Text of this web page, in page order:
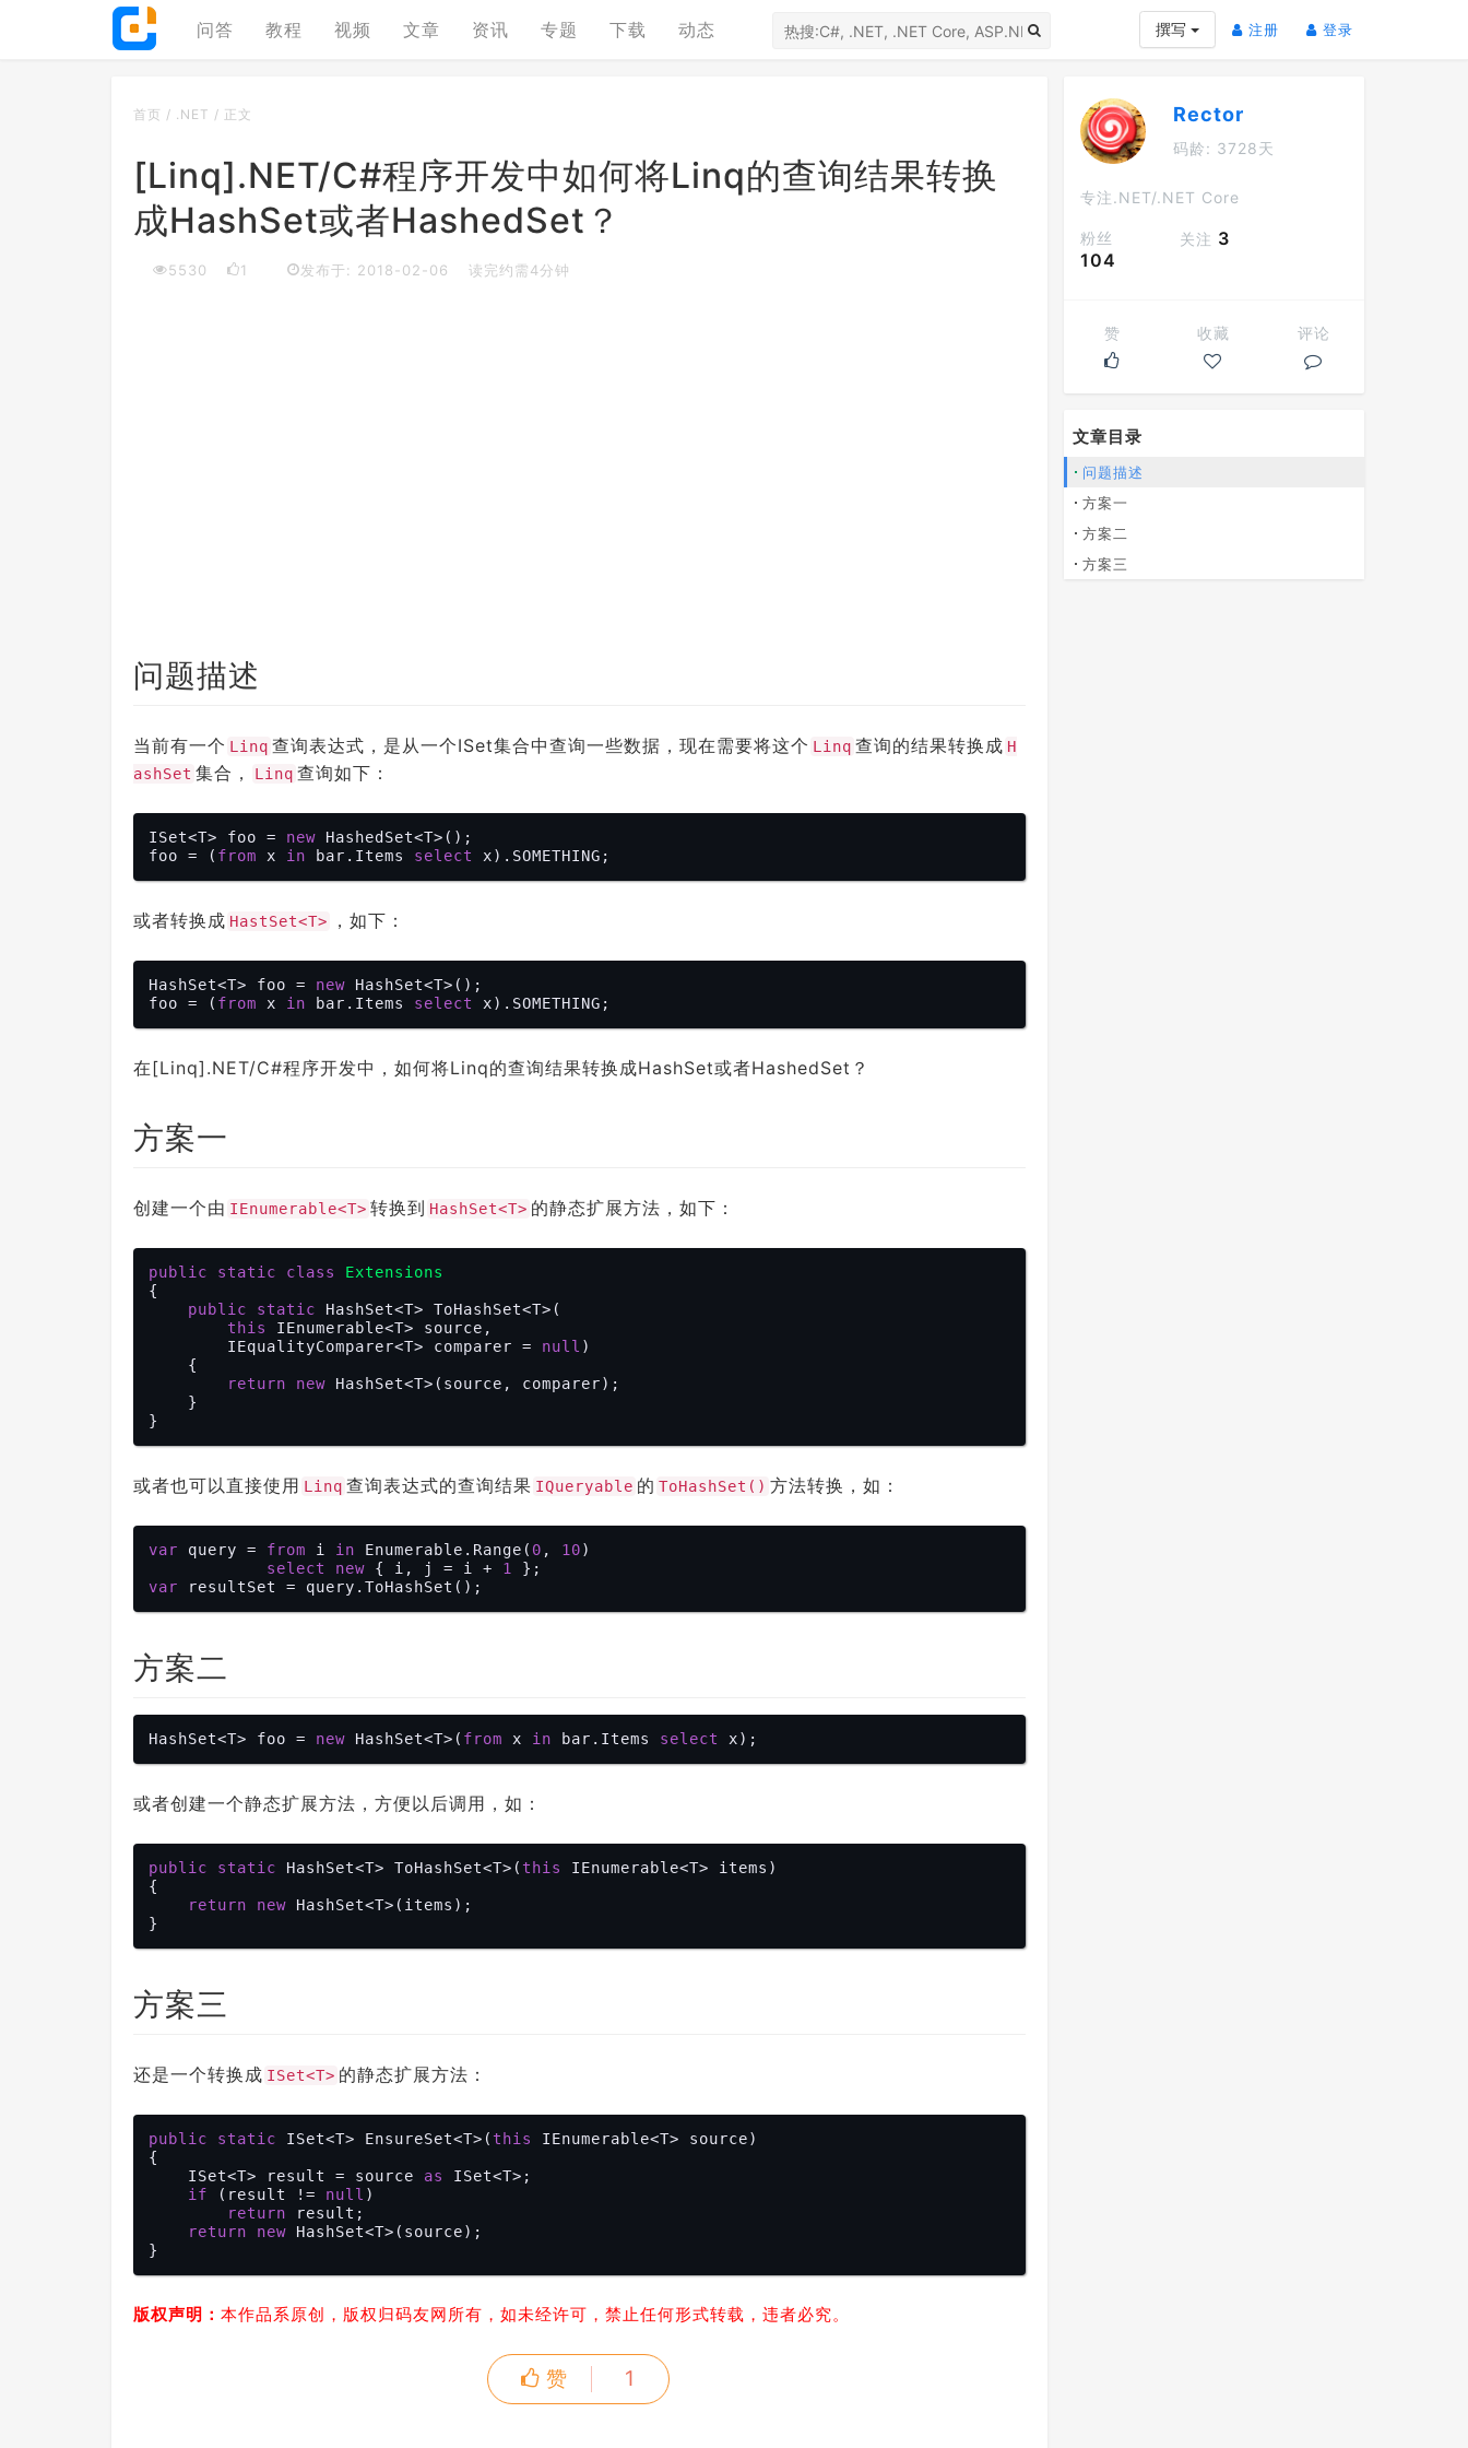
问答 教程 视频 文章 资讯 专题 下载 动态 撰写 注册 (current)
登录
首页 / .NET / 正文
[Linq].NET/C#程序开发中如何将Linq的查询结果转换
成HashSet或者HashedSet？
5530 1 发布于: 2018-02-06 读完约需4分钟
问题描述
当前有一个 Linq 查询表达式，是从一个ISet集合中查询一些数据，现在需要将这个 Linq 查询的结果转换成 H
ashSet 集合， Linq 查询如下：
ISet<T> foo = new HashedSet<T>();
foo = ( from x in bar.Items select
或者转换成 HastSet<T> ，如下：
HashSet<T> foo = new HashSet<T>();
foo = ( from x in bar.Items select
在[Linq].NET/C#程序开发中，如何将Linq的查询结果转换成HashSet或者HashedSet？
方案一
创建一个由 IEnumerable<T> 转换到 HashSet<T> 的静态扩展方法，如下：
public static class
Extensions
{
public
static HashSet<T> ToHashSet<T>(
this
IEnumerable<T> source,
        IEqualityComparer<T> comparer =
null )
return
new HashSet<T>(source, comparer);
或者也可以直接使用 Linq 查询表达式的查询结果 IQueryable 的 ToHashSet() 方法转换，如：
var query = from i in Enumerable.Range( 0 , 10)
select
new { i, j = i + 1
var
方案二
HashSet<T> foo = new HashSet<T>( from x in bar.Items select
或者创建一个静态扩展方法，方便以后调用，如：
public static HashSet<T> ToHashSet<T>( this
IEnumerable<T> items)
{
return
new HashSet<T>(items);
方案三
还是一个转换成 ISet<T> 的静态扩展方法：
public static ISet<T> EnsureSet<T>( this
IEnumerable<T> source)
{
    ISet<T> result = source
as
ISet<T>;
if (result != null )
return result;
return
new HashSet<T>(source);
版权声明： 本作品系原创，版权归码友网所有，如未经许可，禁止任何形式转载，违者必究。
赞 1
Rector
码龄: 3728天
专注.NET/.NET Core
粉丝
104
关注 3
赞 收藏 评论
文章目录
问题描述
方案一
方案二
方案三